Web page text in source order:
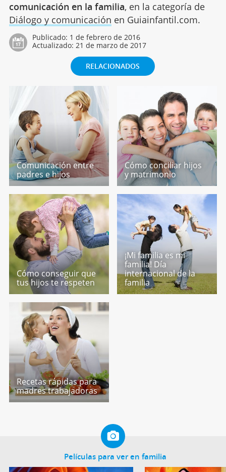
comunicación en la familia, en la categoría de
Diálogo y comunicación en Guiainfantil.com.
Publicado: 1 de febrero de 2016
Actualizado: 21 de marzo de 2017
RELACIONADOS
Comunicación entre
padres e hijos
Cómo conciliar hijos
y matrimonio
Cómo conseguir que
tus hijos te respeten
¡Mi familia es mi
familia! Día
internacional de la
familia
Recetas rápidas para
madres trabajadoras
Películas para ver en familia